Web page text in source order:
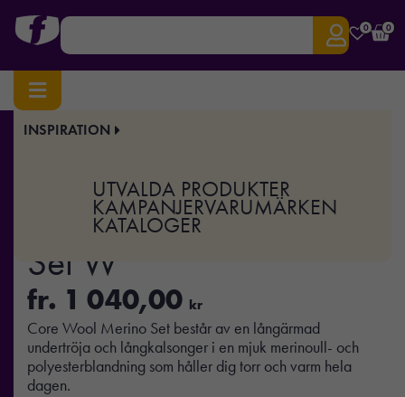
0 0
INSPIRATION
UTVALDA PRODUKTER
KAMPANJERVARUMÄRKEN
KATALOGER
Hem/Sport & Träning / CORE Wool Merino Set W
CORE Wool Merino
Set W
fr. 1 040,00 kr
Core Wool Merino Set består av en långärmad
undertröja och långkalsonger i en mjuk merinoull- och
polyesterblandning som håller dig torr och varm hela
dagen.